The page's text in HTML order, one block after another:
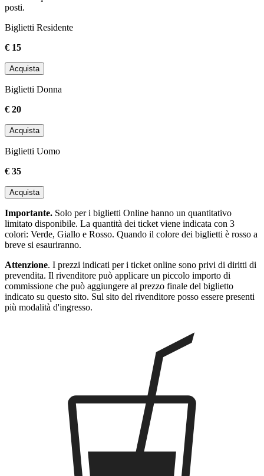
posti.
Biglietti Residente
€ 15
Acquista
Biglietti Donna
€ 20
Acquista
Biglietti Uomo
€ 35
Acquista
Importante. Solo per i biglietti Online hanno un quantitativo
limitato disponibile. La quantità dei ticket viene indicata con 3
colori: Verde, Giallo e Rosso. Quando il colore dei biglietti è rosso a
breve si esauriranno.
Attenzione. I prezzi indicati per i ticket online sono privi di diritti di
prevendita. Il rivenditore può applicare un piccolo importo di
commissione che può aggiungere al prezzo finale del biglietto
indicato su questo sito. Sul sito del rivenditore posso essere presenti
più modalità d'ingresso.